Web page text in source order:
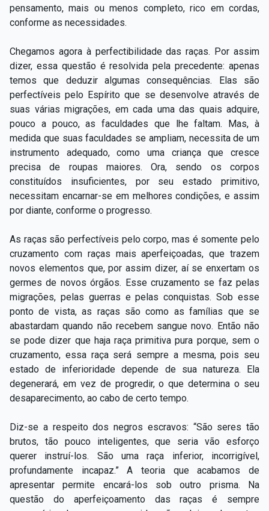
pensamento, mais ou menos completo, rico em cordas,
conforme as necessidades.
Chegamos agora à perfectibilidade das raças. Por assim
dizer, essa questão é resolvida pela precedente: apenas
temos que deduzir algumas consequências. Elas são
perfectíveis pelo Espírito que se desenvolve através de
suas várias migrações, em cada uma das quais adquire,
pouco a pouco, as faculdades que lhe faltam. Mas, à
medida que suas faculdades se ampliam, necessita de um
instrumento adequado, como uma criança que cresce
precisa de roupas maiores. Ora, sendo os corpos
constituídos insuficientes, por seu estado primitivo,
necessitam encarnar-se em melhores condições, e assim
por diante, conforme o progresso.
As raças são perfectíveis pelo corpo, mas é somente pelo
cruzamento com raças mais aperfeiçoadas, que trazem
novos elementos que, por assim dizer, aí se enxertam os
germes de novos órgãos. Esse cruzamento se faz pelas
migrações, pelas guerras e pelas conquistas. Sob esse
ponto de vista, as raças são como as famílias que se
abastardam quando não recebem sangue novo. Então não
se pode dizer que haja raça primitiva pura porque, sem o
cruzamento, essa raça será sempre a mesma, pois seu
estado de inferioridade depende de sua natureza. Ela
degenerará, em vez de progredir, o que determina o seu
desaparecimento, ao cabo de certo tempo.
Diz-se a respeito dos negros escravos: “São seres tão
brutos, tão pouco inteligentes, que seria vão esforço
querer instruí-los. São uma raça inferior, incorrigível,
profundamente incapaz.” A teoria que acabamos de
apresentar permite encará-los sob outro prisma. Na
questão do aperfeiçoamento das raças é sempre